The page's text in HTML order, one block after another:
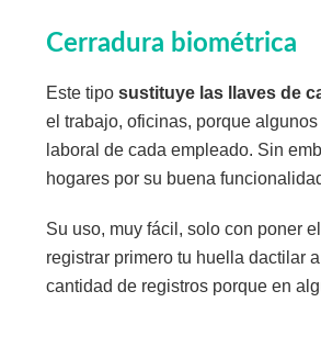
Cerradura biométrica
Este tipo sustituye las llaves de
el trabajo, oficinas, porque
laboral de cada empleado. Sin
hogares por su buena
Su uso, muy fácil, solo con poner
registrar primero tu huella dactilar
cantidad de registros porque en